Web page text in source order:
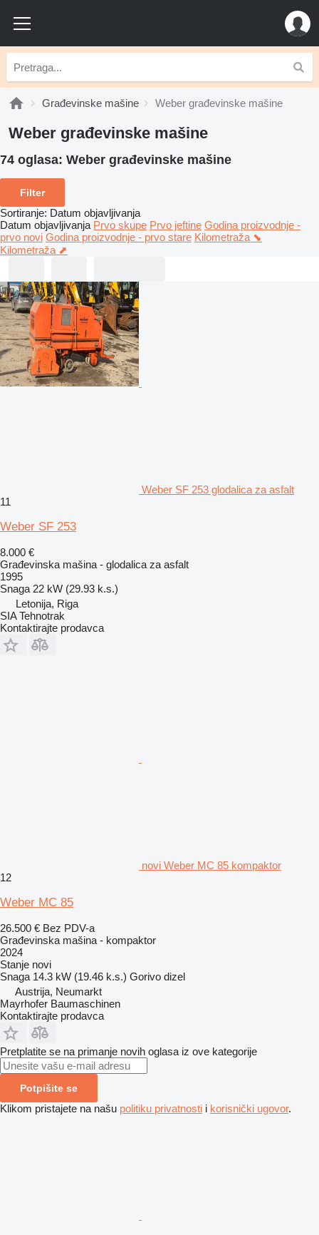
Građevinske mašine Weber građevinske mašine
Weber građevinske mašine
74 oglasa: Weber građevinske mašine
Filter
Sortiranje: Datum objavljivanja
Datum objavljivanja Prvo skupe Prvo jeftine Godina proizvodnje -
prvo novi Godina proizvodnje - prvo stare Kilometraža ⬊
Kilometraža ⬈
Weber SF 253 glodalica za asfalt
11
Weber SF 253
8.000 €
Građevinska mašina - glodalica za asfalt
1995
Snaga 22 kW (29.93 k.s.)
Letonija, Riga
SIA Tehnotrak
Kontaktirajte prodavca
novi Weber MC 85 kompaktor
12
Weber MC 85
26.500 € Bez PDV-a
Građevinska mašina - kompaktor
2024
Stanje novi
Snaga 14.3 kW (19.46 k.s.) Gorivo dizel
Austrija, Neumarkt
Mayrhofer Baumaschinen
Kontaktirajte prodavca
Pretplatite se na primanje novih oglasa iz ove kategorije
Potpišite se
Klikom pristajete na našu politiku privatnosti i korisnički ugovor.